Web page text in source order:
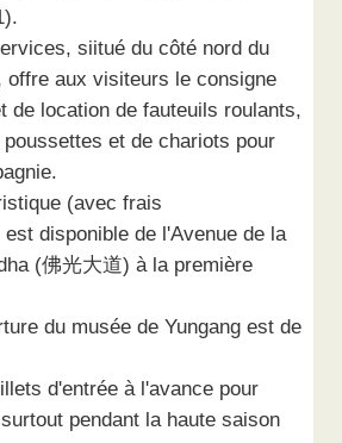
siitué du côté nord du
offre aux visiteurs le consigne
de location de fauteuils roulants,
et de chariots pour
(avec frais
disponible de l'Avenue de la
(佛光大道) à la première
du musée de Yungang est de
d'entrée à l'avance pour
pendant la haute saison